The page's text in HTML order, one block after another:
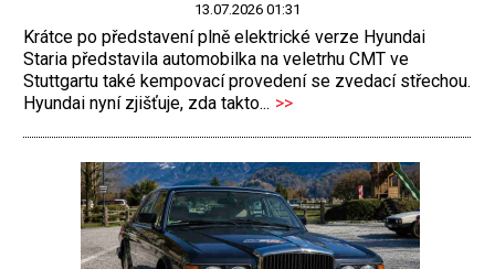
13.07.2026 01:31
Krátce po představení plně elektrické verze Hyundai
Staria představila automobilka na veletrhu CMT ve
Stuttgartu také kempovací provedení se zvedací střechou.
Hyundai nyní zjišťuje, zda takto... >>